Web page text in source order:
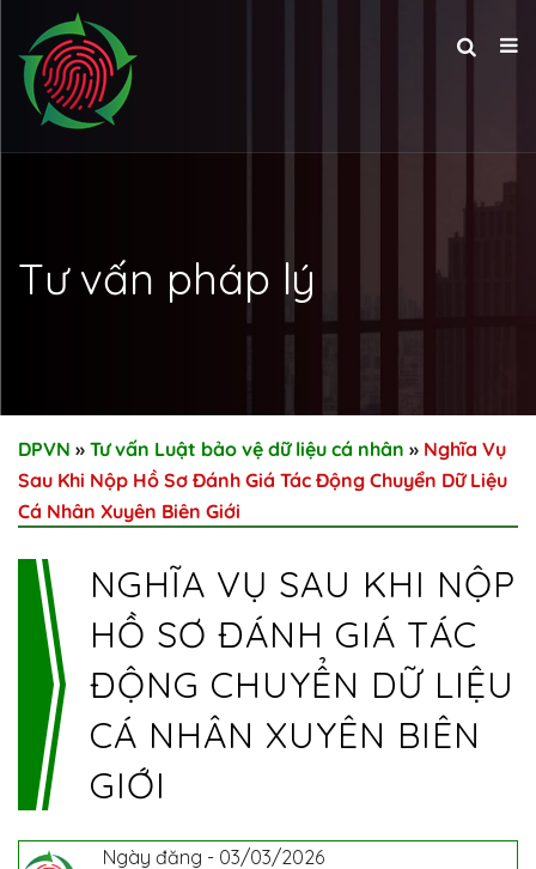
Tư vấn pháp lý
DPVN » Tư vấn Luật bảo vệ dữ liệu cá nhân » Nghĩa Vụ
Sau Khi Nộp Hồ Sơ Đánh Giá Tác Động Chuyển Dữ Liệu
Cá Nhân Xuyên Biên Giới
NGHĨA VỤ SAU KHI NỘP
HỒ SƠ ĐÁNH GIÁ TÁC
ĐỘNG CHUYỂN DỮ LIỆU
CÁ NHÂN XUYÊN BIÊN
GIỚI
Ngày đăng - 03/03/2026